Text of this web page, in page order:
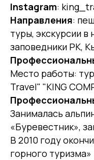
Instagram:
Направления:
туры, экскурсии
заповедники РК,
Место работы:
Travel" "KING
Занималась
«Буревестник»,
В 2010 году
горного